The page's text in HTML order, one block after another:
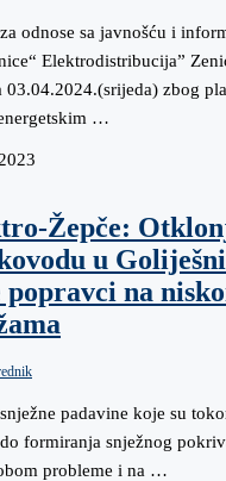
odnose sa javnošću i
Elektrodistribucija”
03.04.2024.(srijeda) zbog
…
Žepče:
u
popravci na
padavine koje su
formiranja snježnog
probleme i na …